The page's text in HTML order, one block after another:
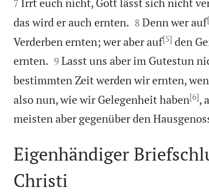
7 Irrt euch nicht, Gott lässt sich nicht
das wird er auch ernten.
8 Denn wer auf
Verderben ernten; wer aber auf[5] den
ernten.
9 Lasst uns aber im Gutestun
bestimmten Zeit werden wir ernten,
also nun, wie wir Gelegenheit haben[6],
meisten aber gegenüber den
Eigenhändiger
Christi